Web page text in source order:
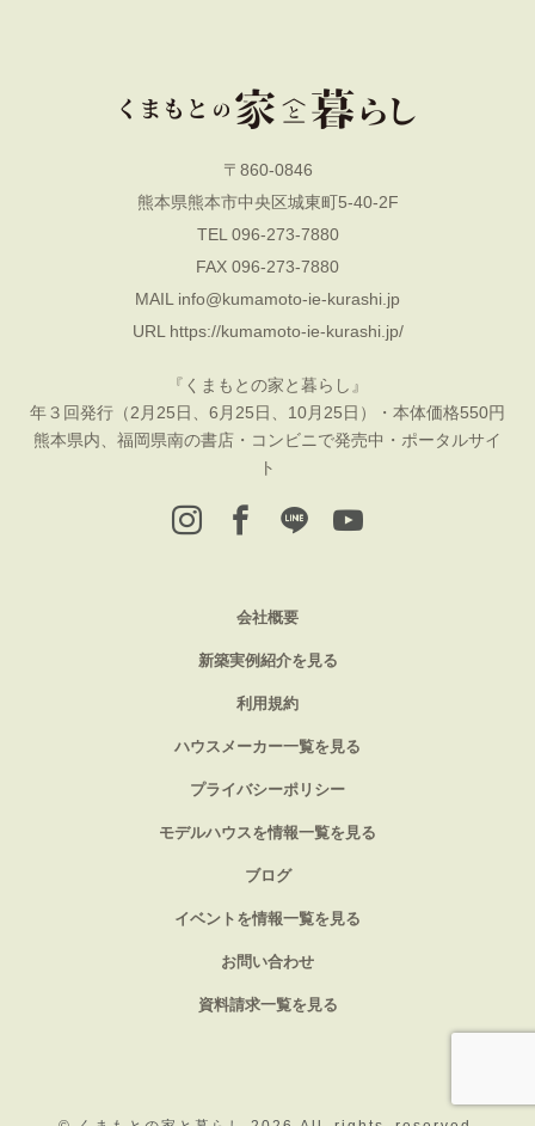
〒860-0846
熊本県熊本市中央区城東町5-40-2F
TEL 096-273-7880
FAX 096-273-7880
MAIL info@kumamoto-ie-kurashi.jp
URL https://kumamoto-ie-kurashi.jp/
『くまもとの家と暮らし』
年３回発行（2月25日、6月25日、10月25日）・本体価格550円
熊本県内、福岡県南の書店・コンビニで発売中・ポータルサイ
ト
会社概要
新築実例紹介を見る
利用規約
ハウスメーカー一覧を見る
プライバシーポリシー
モデルハウスを情報一覧を見る
ブログ
イベントを情報一覧を見る
お問い合わせ
資料請求一覧を見る